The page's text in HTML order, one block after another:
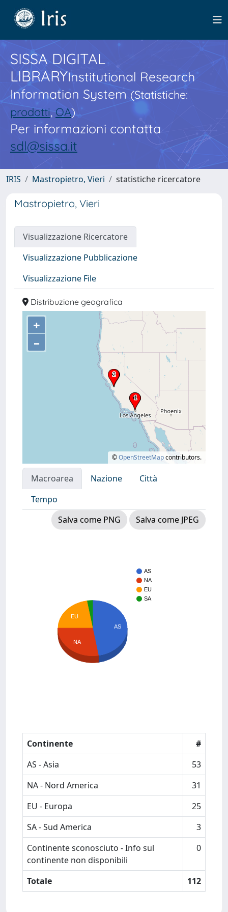
SISSA DIGITAL
LIBRARYInstitutional Research
Information System(Statistiche:
prodotti,OA)
Per informazioni contatta
sdl@sissa.it
IRIS Mastropietro, Vieri statistiche ricercatore
Mastropietro, Vieri
Visualizzazione Ricercatore
Visualizzazione Pubblicazione
Visualizzazione File
Distribuzione geografica
+
–
©OpenStreetMapcontributors.
Macroarea Nazione
Città
Tempo
Salva come PNG
Salva come JPEG
AS
NA
EU
SA
AS
EU
NA
Continente
#
AS - Asia
53
NA - Nord America
31
EU - Europa
25
SA - Sud America
3
Continente sconosciuto - Info sul
continente non disponibili
0
Totale 112